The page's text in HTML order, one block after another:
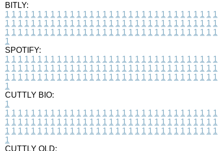
BITLY:
1 1 1 1 1 1 1 1 1 1 1 1 1 1 1 1 1 1 1 1 1 1 1 1 1 1 1 1 1 1 1 1 1
1 1 1 1 1 1 1 1 1 1 1 1 1 1 1 1 1 1 1 1 1 1 1 1 1 1 1 1 1 1 1 1 1
1 1 1 1 1 1 1 1 1 1 1 1 1 1 1 1 1 1 1 1 1 1 1 1 1 1 1 1 1 1 1 1 1
1
SPOTIFY:
1 1 1 1 1 1 1 1 1 1 1 1 1 1 1 1 1 1 1 1 1 1 1 1 1 1 1 1 1 1 1 1 1
1 1 1 1 1 1 1 1 1 1 1 1 1 1 1 1 1 1 1 1 1 1 1 1 1 1 1 1 1 1 1 1 1
1 1 1 1 1 1 1 1 1 1 1 1 1 1 1 1 1 1 1 1 1 1 1 1 1 1 1 1 1 1 1 1 1
1
CUTTLY BIO:
1
1 1 1 1 1 1 1 1 1 1 1 1 1 1 1 1 1 1 1 1 1 1 1 1 1 1 1 1 1 1 1 1 1
1 1 1 1 1 1 1 1 1 1 1 1 1 1 1 1 1 1 1 1 1 1 1 1 1 1 1 1 1 1 1 1 1
1 1 1 1 1 1 1 1 1 1 1 1 1 1 1 1 1 1 1 1 1 1 1 1 1 1 1 1 1 1 1 1 1
1
CUTTLY OLD: